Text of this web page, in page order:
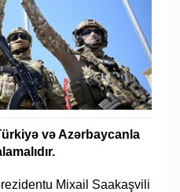
və Azərbaycanla
Mixail Saakaşvili